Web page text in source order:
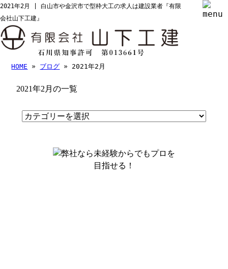
2021年2月 | 白山市や金沢市で型枠大工の求人は建設業者『有限
会社山下工建』
HOME » ブログ » 2021年2月
2021年2月の一覧